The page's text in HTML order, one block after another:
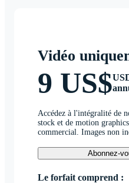
Vidéo
9 US$
Accédez à l'intégralité de
stock et de motion
commercial. Images non
Abonnez-
Le forfait comprend :